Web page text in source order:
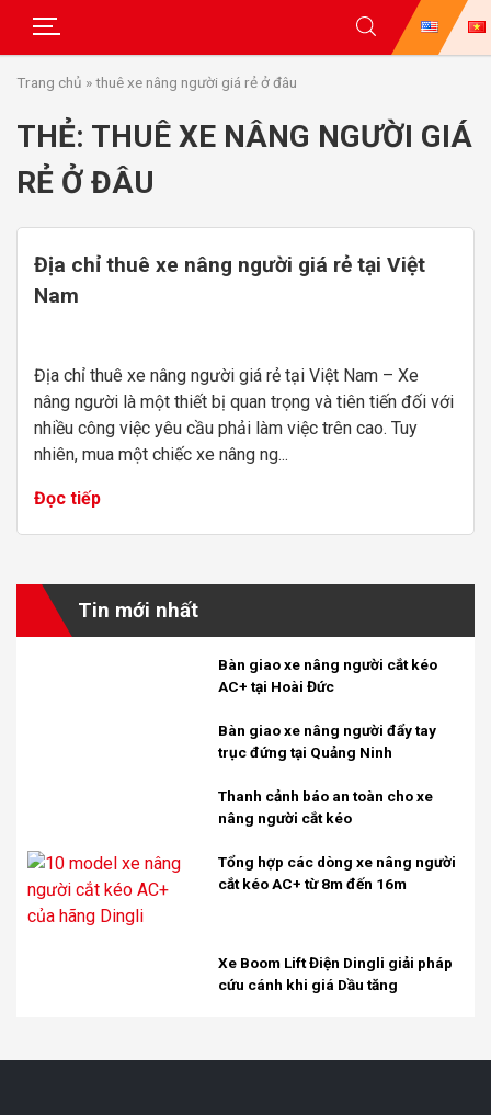
Trang chủ »thuê xe nâng người giá rẻ ở đâu
THẺ: THUÊ XE NÂNG NGƯỜI GIÁ
RẺ Ở ĐÂU
Địa chỉ thuê xe nâng người giá rẻ tại Việt
Nam
Địa chỉ thuê xe nâng người giá rẻ tại Việt Nam – Xe
nâng người là một thiết bị quan trọng và tiên tiến đối với
nhiều công việc yêu cầu phải làm việc trên cao. Tuy
nhiên, mua một chiếc xe nâng ng...
Đọc tiếp
Tin mới nhất
Bàn giao xe nâng người cắt kéo
AC+ tại Hoài Đức
Bàn giao xe nâng người đẩy tay
trục đứng tại Quảng Ninh
Thanh cảnh báo an toàn cho xe
nâng người cắt kéo
Tổng hợp các dòng xe nâng người
cắt kéo AC+ từ 8m đến 16m
Xe Boom Lift Điện Dingli giải pháp
cứu cánh khi giá Dầu tăng